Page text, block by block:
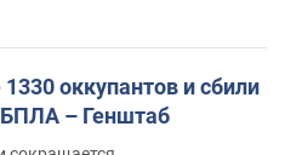
оккупантов и сбили
БПЛА – Генштаб